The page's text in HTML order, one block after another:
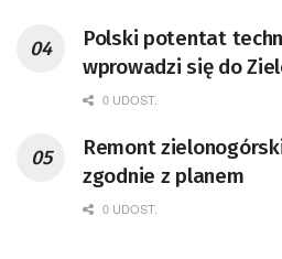
Polski potentat
wprowadzi się do
0 UDOST.
Remont
zgodnie z planem
0 UDOST.